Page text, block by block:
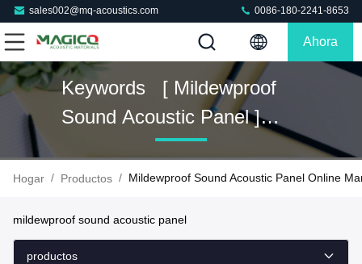
sales002@mq-acoustics.com 0086-180-2241-8653
Ahora
Keywords [ Mildewproof
Sound Acoustic Panel ]
Match 0 Productos
Hogar / Productos / Mildewproof Sound Acoustic Panel Online
mildewproof sound acoustic panel
productos